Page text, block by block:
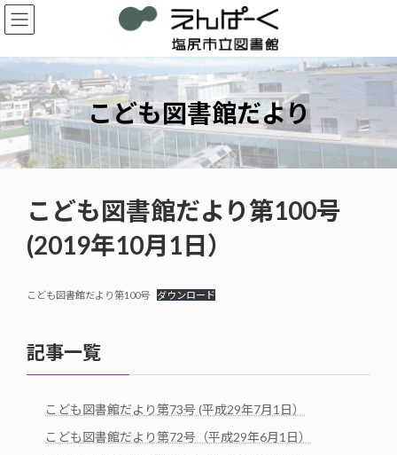
コ
ン
ン
ツ
へ
ス
キ
ッ
プ
ナ
ビ
ー
シ
ョ
ン
に
移
動
こども図書館だより
こども図書館だより第100号
(2019年10月1日）
こども図書館だより第100号 ダウンロード
記事一覧
こども図書館だより第73号 (平成29年7月1日）
こども図書館だより第72号（平成29年6月1日）